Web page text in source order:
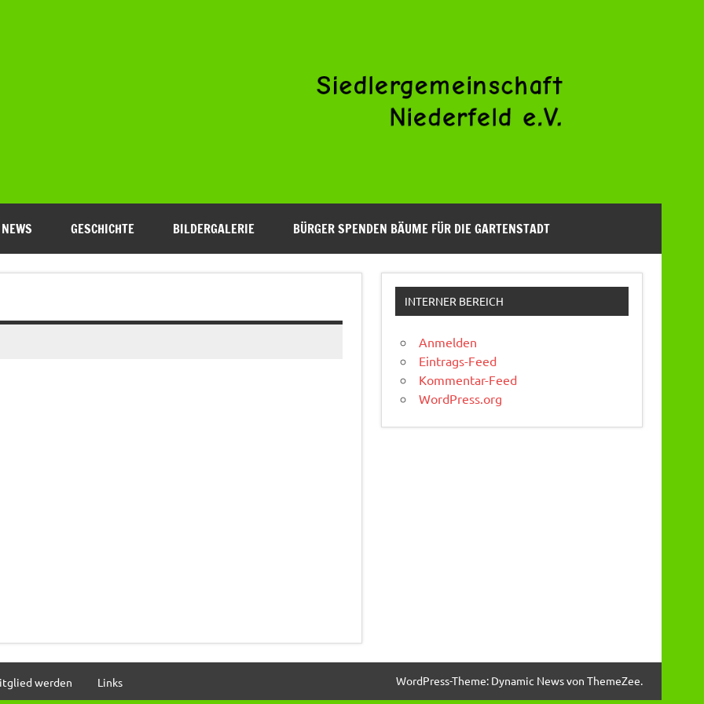
NEWS GESCHICHTE BILDERGALERIE BÜRGER SPENDEN BÄUME FÜR DIE GARTENSTADT
INTERNER BEREICH
Anmelden
Eintrags-Feed
Kommentar-Feed
WordPress.org
werden Links WordPress-Theme: Dynamic News von ThemeZee.